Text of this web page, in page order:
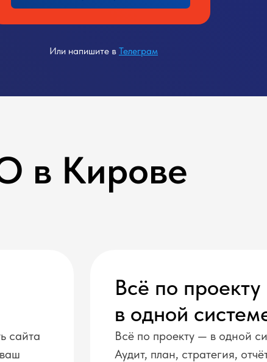
Или напишите в Телеграм
Всё по
в одной
Всё по проекту — в одной
Аудит, план, стратегия,
сайта
в Кирове